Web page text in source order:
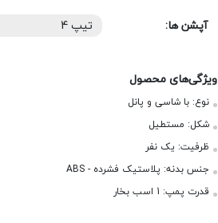
آپشن ها: تیپ 4
ویژگی‌های محصول
نوع: با شاسی و پانل
شکل: مستطیل
ظرفیت: یک نفر
جنس بدنه: پلاستیک فشرده - ABS
قدرت پمپ: 1 اسب بخار